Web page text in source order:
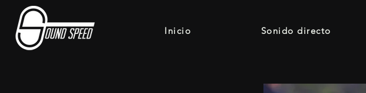
Inicio Sonido directo